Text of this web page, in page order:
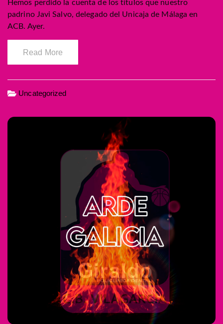
Hemos perdido la cuenta de los títulos que nuestro
padrino Javi Salvo, delegado del Unicaja de Málaga en
ACB. Ayer.
Read More
Uncategorized